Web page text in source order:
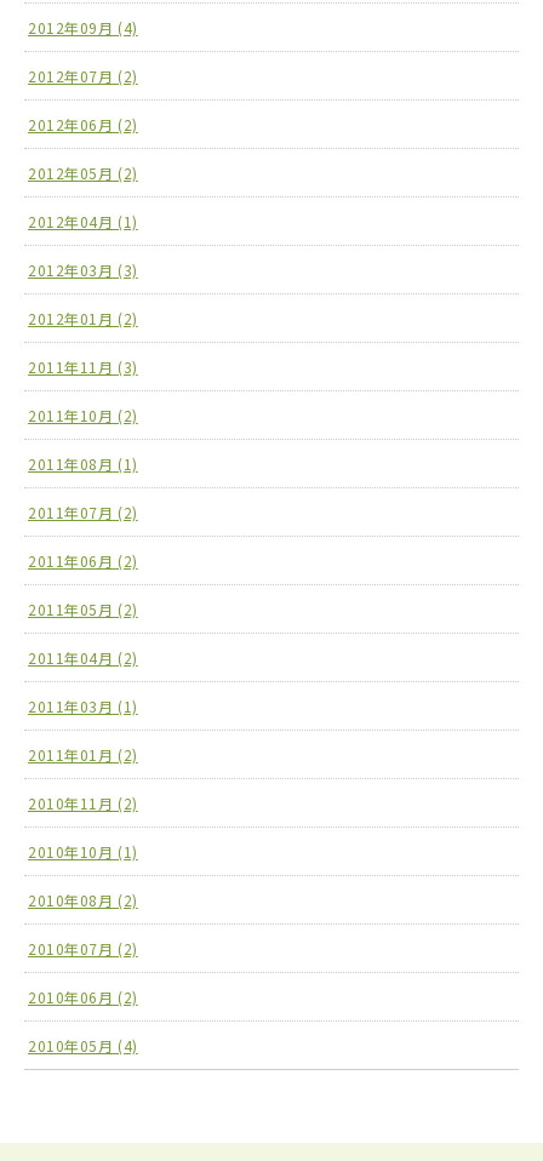
2012年09月 (4)
2012年07月 (2)
2012年06月 (2)
2012年05月 (2)
2012年04月 (1)
2012年03月 (3)
2012年01月 (2)
2011年11月 (3)
2011年10月 (2)
2011年08月 (1)
2011年07月 (2)
2011年06月 (2)
2011年05月 (2)
2011年04月 (2)
2011年03月 (1)
2011年01月 (2)
2010年11月 (2)
2010年10月 (1)
2010年08月 (2)
2010年07月 (2)
2010年06月 (2)
2010年05月 (4)